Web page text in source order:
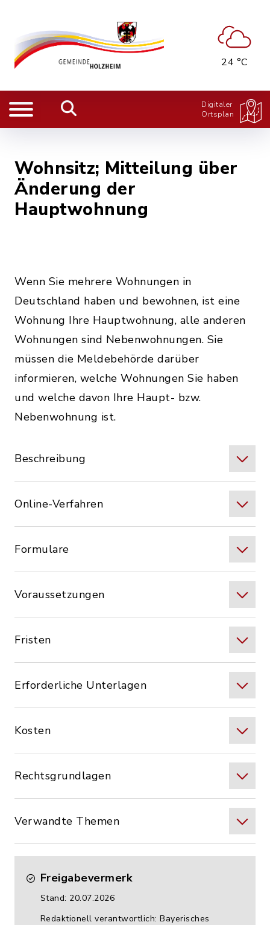
24 °C
Digitaler
Ortsplan
Wohnsitz; Mitteilung über
Änderung der
Hauptwohnung
Wenn Sie mehrere Wohnungen in
Deutschland haben und bewohnen, ist eine
Wohnung Ihre Hauptwohnung, alle anderen
Wohnungen sind Nebenwohnungen. Sie
müssen die Meldebehörde darüber
informieren, welche Wohnungen Sie haben
und welche davon Ihre Haupt- bzw.
Nebenwohnung ist.
Beschreibung
Online-Verfahren
Formulare
Voraussetzungen
Fristen
Erforderliche Unterlagen
Kosten
Rechtsgrundlagen
Verwandte Themen
Freigabevermerk
Stand: 20.07.2026
Redaktionell verantwortlich: Bayerisches